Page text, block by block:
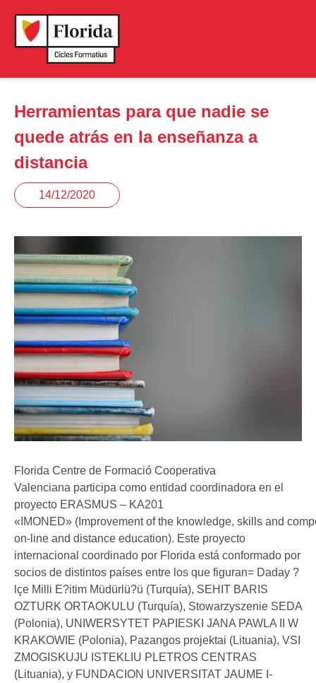
Herramientas para que nadie se
quede atrás en la enseñanza a
distancia
14/12/2020
Florida Centre de Formació Cooperativa
Valenciana participa como entidad coordinadora en el
proyecto ERASMUS – KA201
«IMONED» (Improvement of the knowledge, skills and
on-line and distance education). Este proyecto
internacional coordinado por Florida está conformado por
socios de distintos países entre los que figuran= Daday ?
lçe Milli E?itim Müdürlü?ü (Turquía), SEHIT BARIS
OZTURK ORTAOKULU (Turquía), Stowarzyszenie SEDA
(Polonia), UNIWERSYTET PAPIESKI JANA PAWLA II W
KRAKOWIE (Polonia), Pazangos projektai (Lituania), VSI
ZMOGISKUJU ISTEKLIU PLETROS CENTRAS
(Lituania), y FUNDACION UNIVERSITAT JAUME I-